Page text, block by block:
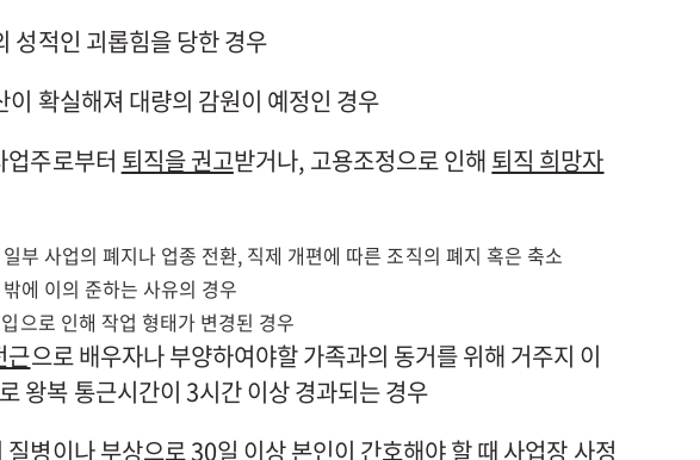
성적인 괴롭힘을 당한 경우
확실해져 대량의 감원이 예정인 경우
업주로부터 퇴직을 권고받거나, 고용조정으로 인해 퇴직 희망자
부 사업의 폐지나 업종 전환, 직제 개편에 따른 조직의 폐지 혹은 축소
에 이의 준하는 사유의 경우
으로 인해 작업 형태가 변경된 경우
근으로 배우자나 부양하여야할 가족과의 동거를 위해 거주지 이
왕복 통근시간이 3시간 이상 경과되는 경우
질병이나 부상으로 30일 이상 본인이 간호해야 할 때 사업장 사정